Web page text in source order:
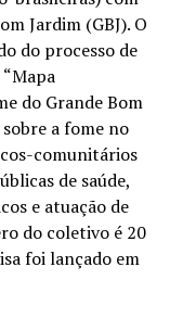
Jardim (GBJ). O
do processo de
do Grande Bom
a fome no
comunitários
de saúde,
e atuação de
do coletivo é 20
foi lançado em